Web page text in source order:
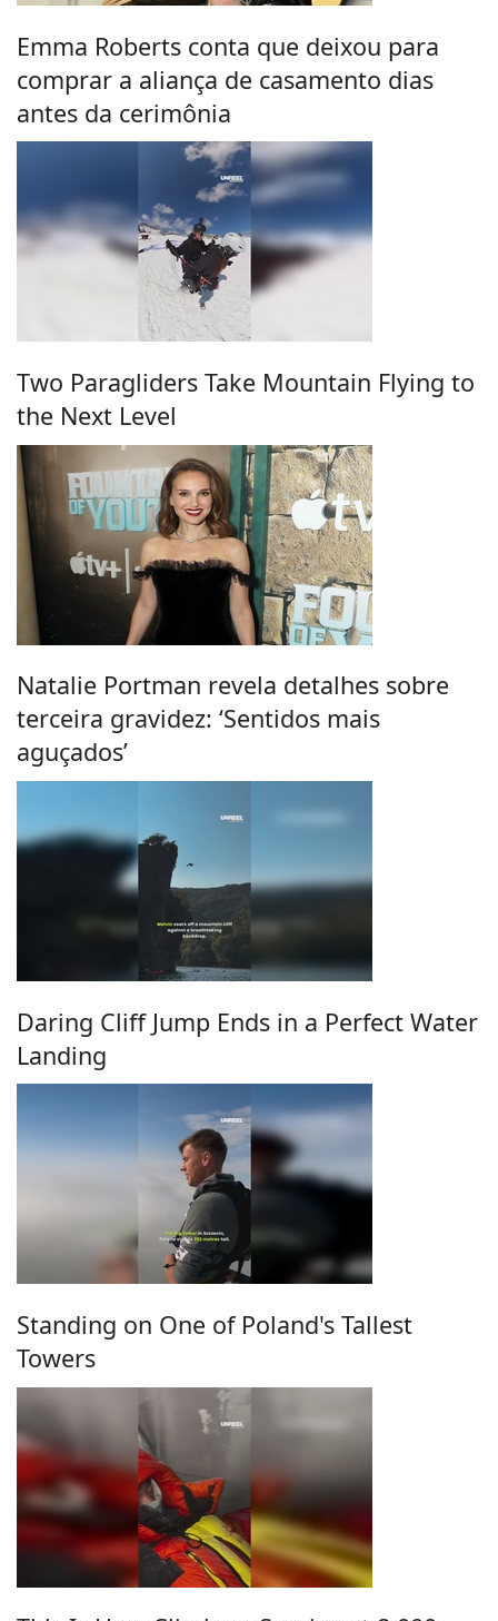
Emma Roberts conta que deixou para
comprar a aliança de casamento dias
antes da cerimônia
Two Paragliders Take Mountain Flying to
the Next Level
Natalie Portman revela detalhes sobre
terceira gravidez: ‘Sentidos mais
aguçados’
Daring Cliff Jump Ends in a Perfect Water
Landing
Standing on One of Poland's Tallest
Towers